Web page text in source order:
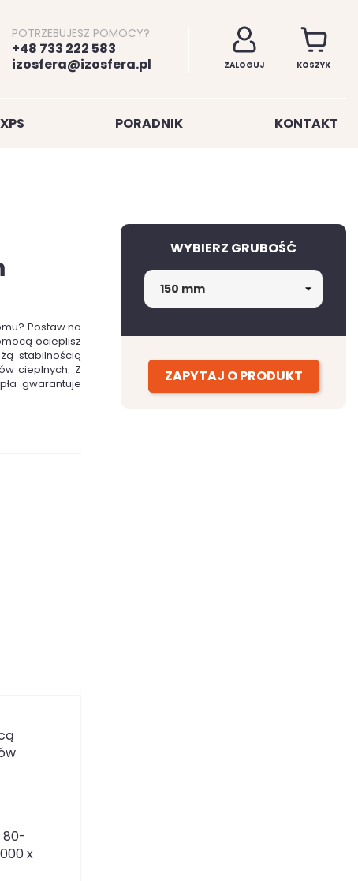
POTRZEBUJESZ POMOCY?
+48 733 222 583
izosfera@izosfera.pl
ZALOGUJ KOSZYK
XPS PORADNIK KONTAKT
Postaw na
ocieplisz
stabilnością
cieplnych. Z
gwarantuje
80-
x
WYBIERZ GRUBOŚĆ
ZAPYTAJ O PRODUKT